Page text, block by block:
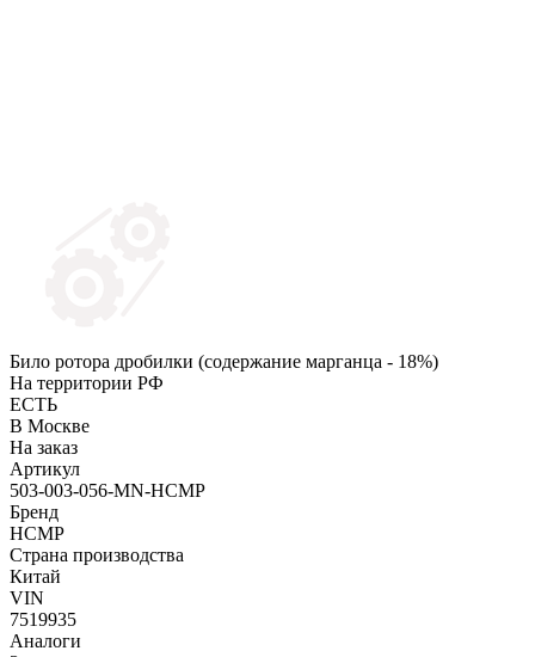
Било ротора дробилки (содержание марганца - 18%)
На территории РФ
ЕСТЬ
В Москве
На заказ
Артикул
503-003-056-MN-HCMP
Бренд
HCMP
Страна производства
Китай
VIN
7519935
Аналоги